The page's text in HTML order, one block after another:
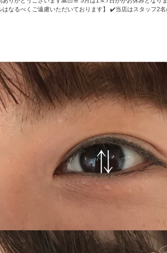
だいております】 ✔️当店はスタッフ2名の小さなサロンですので、1日にお取り